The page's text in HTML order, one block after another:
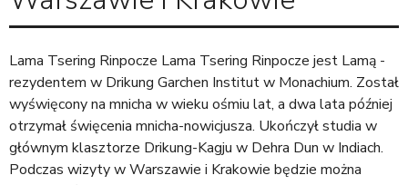
s
t
e
ś
t
u
t
Lama Tsering Rinpocze Lama Tsering Rinpocze jest Lamą -
rezydentem w Drikung Garchen Institut w Monachium. Został
wyświęcony na mnicha w wieku ośmiu lat, a dwa lata później
otrzymał święcenia mnicha-nowicjusza. Ukończył studia w
głównym klasztorze Drikung-Kagju w Dehra Dun w Indiach.
Podczas wizyty w Warszawie i Krakowie będzie można